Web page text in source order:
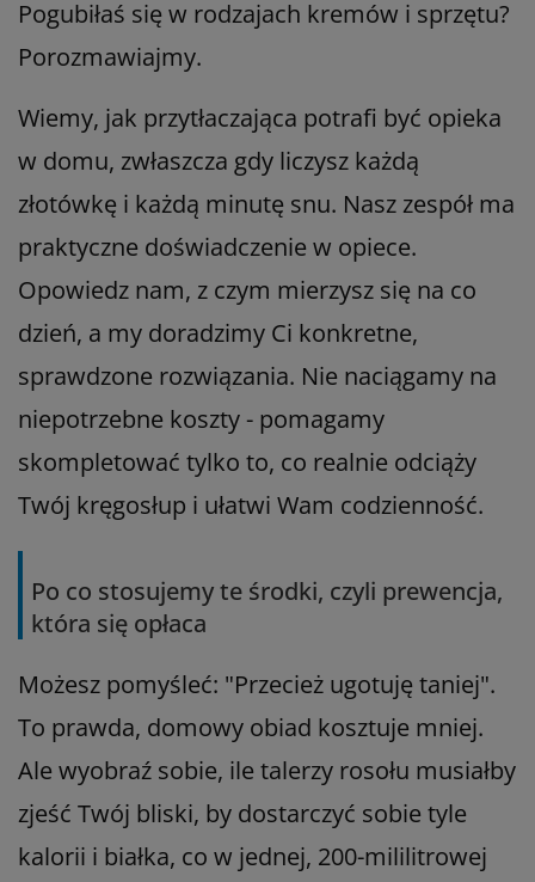
Pogubiłaś się w rodzajach kremów i sprzętu?
Porozmawiajmy.
Wiemy, jak przytłaczająca potrafi być opieka
w domu, zwłaszcza gdy liczysz każdą
złotówkę i każdą minutę snu. Nasz zespół ma
praktyczne doświadczenie w opiece.
Opowiedz nam, z czym mierzysz się na co
dzień, a my doradzimy Ci konkretne,
sprawdzone rozwiązania. Nie naciągamy na
niepotrzebne koszty - pomagamy
skompletować tylko to, co realnie odciąży
Twój kręgosłup i ułatwi Wam codzienność.
Po co stosujemy te środki, czyli prewencja,
która się opłaca
Możesz pomyśleć: "Przecież ugotuję taniej".
To prawda, domowy obiad kosztuje mniej.
Ale wyobraź sobie, ile talerzy rosołu musiałby
zjeść Twój bliski, by dostarczyć sobie tyle
kalorii i białka, co w jednej, 200-mililitrowej